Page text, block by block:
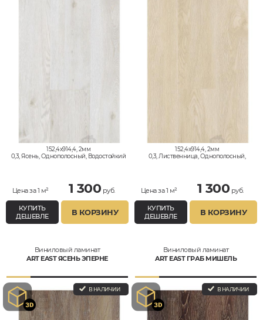
152,4x914,4, 2мм
0,3, Ясень, Однополосный, Водостойкий
Цена за 1 м² 1 300 руб.
КУПИТЬ
ДЕШЕВЛЕ
В КОРЗИНУ
152,4x914,4, 2мм
0,3, Лиственница, Однополосный,
Цена за 1 м² 1 300 руб.
КУПИТЬ
ДЕШЕВЛЕ
В КОРЗИНУ
Виниловый ламинат
ART EAST ЯСЕНЬ ЭПЕРНЕ
В НАЛИЧИИ
Виниловый ламинат
ART EAST ГРАБ МИШЕЛЬ
В НАЛИЧИИ